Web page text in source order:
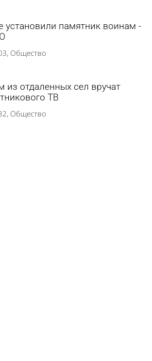
установили памятник воинам -
Общество
из отдаленных сел вручат
ТВ
Общество